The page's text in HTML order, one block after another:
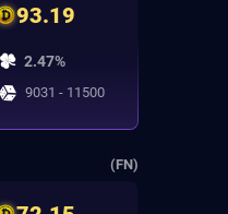
93.19
2.47%
9031 - 11500
(FN)